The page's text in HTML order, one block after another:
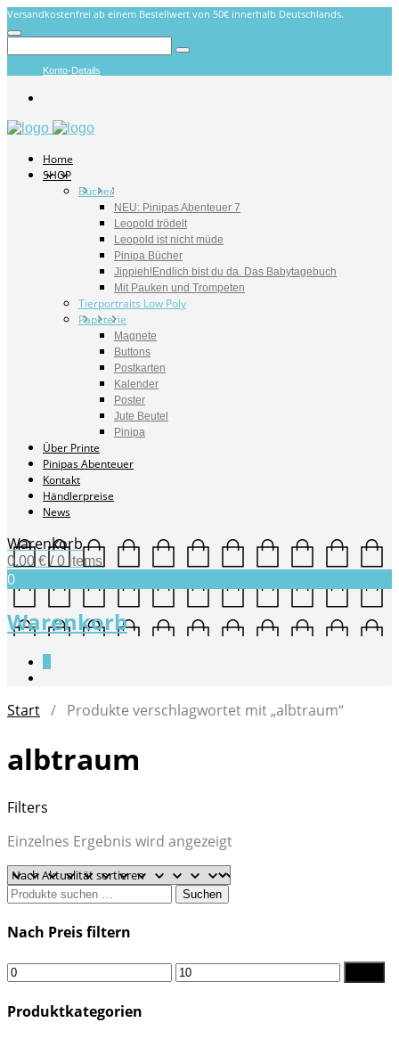
Versandkostenfrei ab einem Bestellwert von 50€ innerhalb Deutschlands.
Konto-Details
Home
SHOP
Bücher
NEU: Pinipas Abenteuer 7
Leopold trödelt
Leopold ist nicht müde
Pinipa Bücher
Jippieh!Endlich bist du da. Das Babytagebuch
Mit Pauken und Trompeten
Tierportraits Low Poly
Papeterie
Magnete
Buttons
Postkarten
Kalender
Poster
Jute Beutel
Pinipa
Über Printe
Pinipas Abenteuer
Kontakt
Händlerpreise
News
Warenkorb
0,00 € / 0 items
0
Warenkorb
Start / Produkte verschlagwortet mit „albtraum“
albtraum
Filters
Einzelnes Ergebnis wird angezeigt
Suchen
Suchen
Nach Preis filtern
Min.
Max.
Produktkategorien